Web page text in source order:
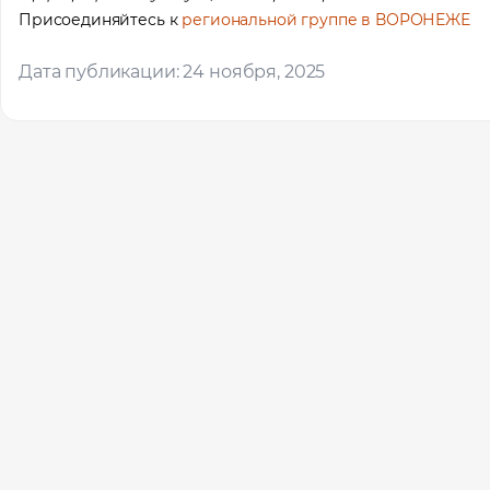
Присоединяйтесь к региональной группе в ВОРОНЕЖЕ
Дата публикации: 24 ноября, 2025
Ваше имя